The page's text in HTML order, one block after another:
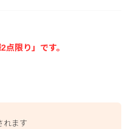
限り」です。
れます